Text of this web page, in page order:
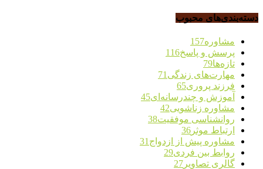
دسته‌بندی‌های محبوب
مشاوره157
پرسش و پاسخ116
تازه‌ها79
مهارت‌های زندگی 71
فرزند پروری65
آموزش و چندرسانه‌ای45
مشاوره زناشویی42
روانشناسی موفقیت38
ارتباط موثر 36
مشاوره پیش از ازدواج 31
روابط بین فردی29
گالری تصاویر 27